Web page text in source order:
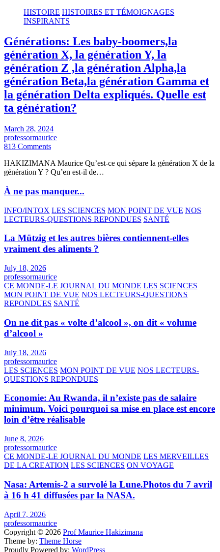
HISTOIRE HISTOIRES ET TÉMOIGNAGES
INSPIRANTS
Générations: Les baby-boomers,la
génération X, la génération Y, la
génération Z ,la génération Alpha,la
génération Beta,la génération Gamma et
la génération Delta expliqués. Quelle est
ta génération?
March 28, 2024
professormaurice
813 Comments
HAKIZIMANA Maurice Qu’est-ce qui sépare la génération X de la
génération Y ? Qu’en est-il de…
À ne pas manquer...
INFO/INTOX LES SCIENCES MON POINT DE VUE NOS
LECTEURS-QUESTIONS REPONDUES SANTÉ
La Mützig et les autres bières contiennent-elles
vraiment des aliments ?
July 18, 2026
professormaurice
CE MONDE-LE JOURNAL DU MONDE LES SCIENCES
MON POINT DE VUE NOS LECTEURS-QUESTIONS
REPONDUES SANTÉ
On ne dit pas « volte d’alcool », on dit « volume
d’alcool »
July 18, 2026
professormaurice
LES SCIENCES MON POINT DE VUE NOS LECTEURS-
QUESTIONS REPONDUES
Economie: Au Rwanda, il n’existe pas de salaire
minimum. Voici pourquoi sa mise en place est encore
loin d’être réalisable
June 8, 2026
professormaurice
CE MONDE-LE JOURNAL DU MONDE LES MERVEILLES
DE LA CREATION LES SCIENCES ON VOYAGE
Nasa: Artemis-2 a survolé la Lune.Photos du 7 avril
à 16 h 41 diffusées par la NASA.
April 7, 2026
professormaurice
Copyright © 2026 Prof Maurice Hakizimana
Theme by: Theme Horse
Proudly Powered by: WordPress